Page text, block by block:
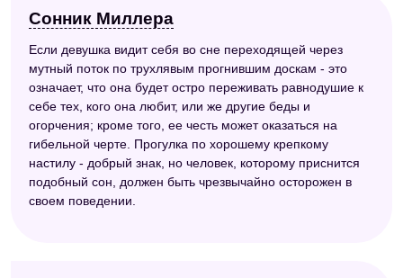
Сонник Миллера
Если девушка видит себя во сне переходящей через
мутный поток по трухлявым прогнившим доскам - это
означает, что она будет остро переживать равнодушие к
себе тех, кого она любит, или же другие беды и
огорчения; кроме того, ее честь может оказаться на
гибельной черте. Прогулка по хорошему крепкому
настилу - добрый знак, но человек, которому приснится
подобный сон, должен быть чрезвычайно осторожен в
своем поведении.